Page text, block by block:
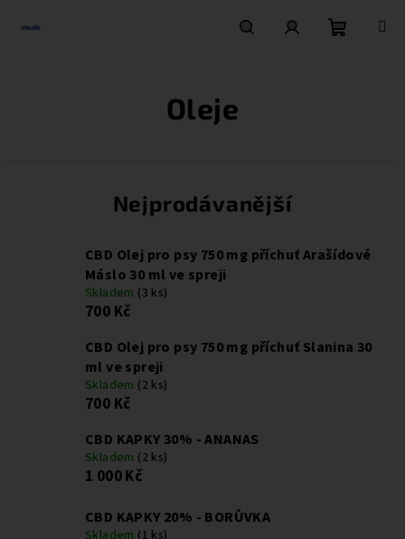
Oleje
Nejprodávanější
CBD Olej pro psy 750 mg příchuť Arašídové
Máslo 30 ml ve spreji
Skladem (3 ks)
700 Kč
CBD Olej pro psy 750 mg příchuť Slanina 30
ml ve spreji
Skladem (2 ks)
700 Kč
CBD KAPKY 30% - ANANAS
Skladem (2 ks)
1 000 Kč
CBD KAPKY 20% - BORŮVKA
Skladem (1 ks)